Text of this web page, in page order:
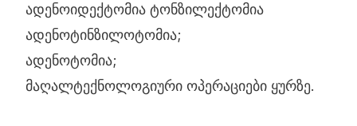
ადენოიდექტომია ტონზილექტომია
ადენოტინზილოტომია;
ადენოტომია;
მაღალტექნოლოგიური ოპერაციები ყურზე.